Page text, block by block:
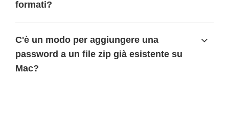
formati?
C'è un modo per aggiungere una
password a un file zip già esistente su
Mac?